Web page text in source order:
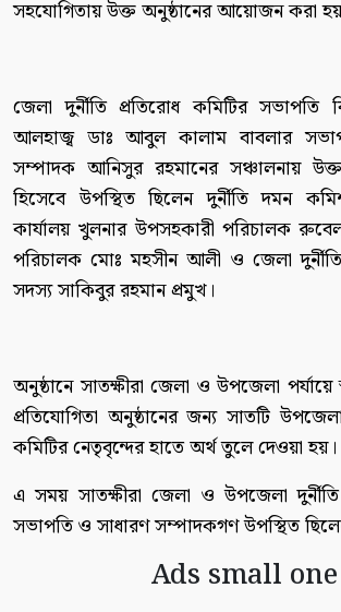
সহযোগিতায় উক্ত অনুষ্ঠানের আয়োজন করা
জেলা দুর্নীতি প্রতিরোধ কমিটির সভাপতি
আলহাজ্ব ডাঃ আবুল কালাম বাবলার
সম্পাদক আনিসুর রহমানের সঞ্চালনায়
হিসেবে উপস্থিত ছিলেন দুর্নীতি দমন
কার্যালয় খুলনার উপসহকারী পরিচালক
পরিচালক মোঃ মহসীন আলী ও জেলা
সদস্য সাকিবুর রহমান প্রমুখ।
অনুষ্ঠানে সাতক্ষীরা জেলা ও উপজেলা
প্রতিযোগিতা অনুষ্ঠানের জন্য সাতটি
কমিটির নেতৃবৃন্দের হাতে অর্থ তুলে দেওয়া হয়।
এ সময় সাতক্ষীরা জেলা ও উপজেলা
সভাপতি ও সাধারণ সম্পাদকগণ উপস্থিত
Ads small one